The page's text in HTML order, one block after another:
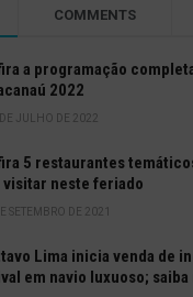
COMMENTS
a programação
2022
DE JULHO DE 2022
5 restaurantes
visitar neste feriado
SETEMBRO DE 2021
Lima inicia venda de
em navio luxuoso; saiba